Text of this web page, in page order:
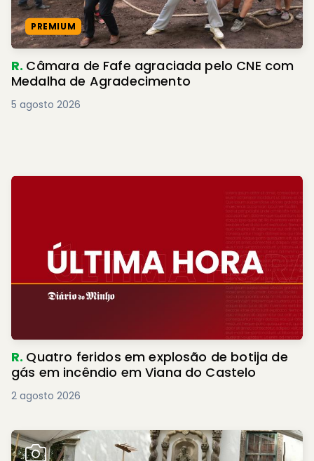
PREMIUM
R. Câmara de Fafe agraciada pelo CNE com
Medalha de Agradecimento
5 agosto 2026
R. Quatro feridos em explosão de botija de
gás em incêndio em Viana do Castelo
2 agosto 2026